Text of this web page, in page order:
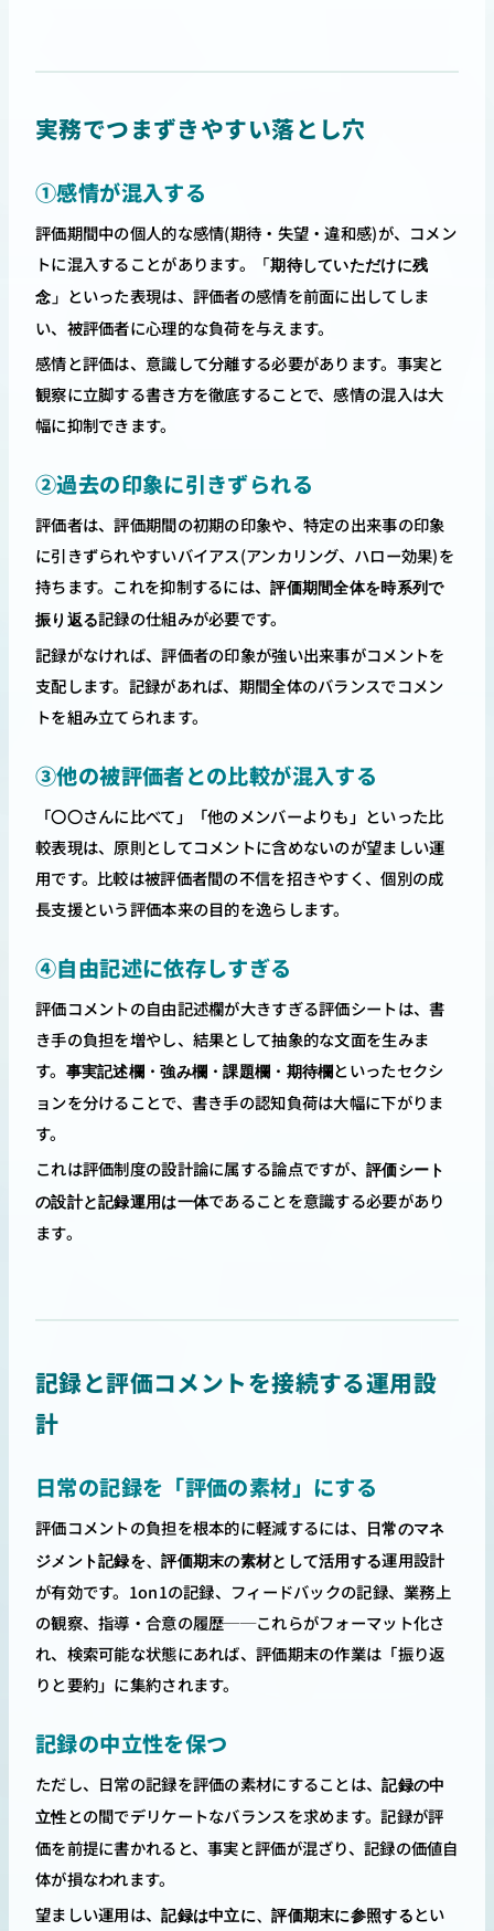
実務でつまずきやすい落とし穴
①感情が混入する
評価期間中の個人的な感情(期待・失望・違和感)が、コメン
トに混入することがあります。
「期待していただけに残
念」 といった表現は、評価者の感情を前面に出してしま
い、被評価者に心理的な負荷を与えます。
感情と評価は、意識して分離する必要があります。事実と
観察に立脚する書き方を徹底することで、感情の混入は大
幅に抑制できます。
②過去の印象に引きずられる
評価者は、評価期間の初期の印象や、特定の出来事の印象
に引きずられやすいバイアス(アンカリング、ハロー効果)を
持ちます。これを抑制するには、評価期間全体を時系列で
振り返る記録の仕組みが必要です。
記録がなければ、評価者の印象が強い出来事がコメントを
支配します。記録があれば、期間全体のバランスでコメン
トを組み立てられます。
③他の被評価者との比較が混入する
「〇〇さんに比べて」「他のメンバーよりも」といった比
較表現は、原則としてコメントに含めないのが望ましい運
用です。比較は被評価者間の不信を招きやすく、個別の成
長支援という評価本来の目的を逸らします。
④自由記述に依存しすぎる
評価コメントの自由記述欄が大きすぎる評価シートは、書
き手の負担を増やし、結果として抽象的な文面を生みま
す。 事実記述欄・強み欄・課題欄・期待欄といったセクシ
ョンを分けることで、書き手の認知負荷は大幅に下がりま
す。
これは評価制度の設計論に属する論点ですが、評価シート
の設計と記録運用は一体であることを意識する必要があり
ます。
記録と評価コメントを接続する運用設
計
日常の記録を「評価の素材」にする
評価コメントの負担を根本的に軽減するには、
日常のマネ
ジメント記録を、評価期末の素材として活用する運用設計
が有効です。1on1の記録、フィードバックの記録、業務上
の観察、指導・合意の履歴──これらがフォーマット化さ
れ、検索可能な状態にあれば、評価期末の作業は「振り返
りと要約」に集約されます。
記録の中立性を保つ
ただし、日常の記録を評価の素材にすることは、記録の中
立性との間でデリケートなバランスを求めます。記録が評
価を前提に書かれると、事実と評価が混ざり、記録の価値自
体が損なわれます。
望ましい運用は、記録は中立に、評価期末に参照するとい